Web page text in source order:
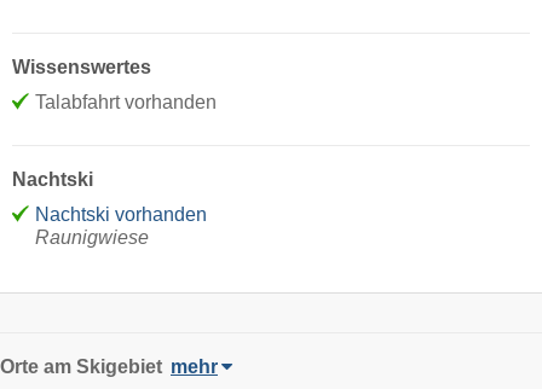
Wissenswertes
Talabfahrt vorhanden
Nachtski
Nachtski vorhanden
Raunigwiese
Orte am Skigebiet mehr